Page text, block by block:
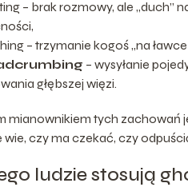
– brak rozmowy, ale „duch”
– trzymanie kogoś „na
– wysyłanie
głębszej więzi.
mianownikiem tych zachowań
wie, czy ma czekać, czy
ludzie stosują